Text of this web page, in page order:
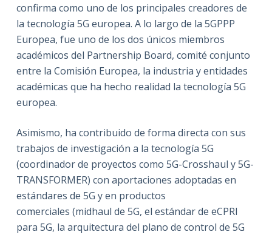
confirma como uno de los principales creadores de
la tecnología 5G europea. A lo largo de la 5GPPP
Europea, fue uno de los dos únicos miembros
académicos del Partnership Board, comité conjunto
entre la Comisión Europea, la industria y entidades
académicas que ha hecho realidad la tecnología 5G
europea.
Asimismo, ha contribuido de forma directa con sus
trabajos de investigación a la tecnología 5G
(coordinador de proyectos como 5G-Crosshaul y 5G-
TRANSFORMER) con aportaciones adoptadas en
estándares de 5G y en productos
comerciales (midhaul de 5G, el estándar de eCPRI
para 5G, la arquitectura del plano de control de 5G